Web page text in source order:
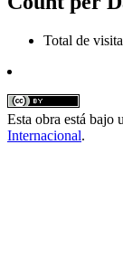
Total de
Esta obra está bajo
Internacional.